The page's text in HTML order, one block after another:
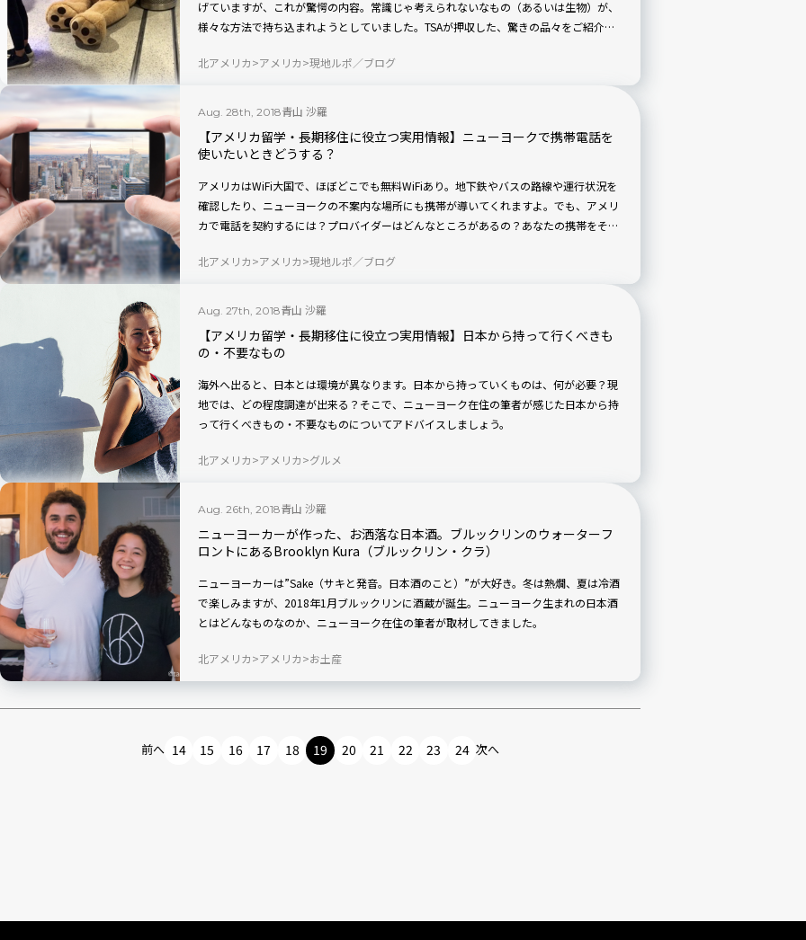
げていますが、これが驚愕の内容。常識じゃ考えられないなもの（あるいは生物）が、
様々な方法で持ち込まれようとしていました。TSAが押収した、驚きの品々をご紹介し
北アメリカ
アメリカ 現地ルポ／ブログ
Aug. 28th, 2018青山 沙羅
【アメリカ留学・長期移住に役立つ実用情報】ニューヨークで携帯電話を
使いたいときどうする？
アメリカはWiFi大国で、ほぼどこでも無料WiFiあり。地下鉄やバスの路線や運行状況を
確認したり、ニューヨークの不案内な場所にも携帯が導いてくれますよ。でも、アメリ
カで電話を契約するには？プロバイダーはどんなところがあるの？あなたの携帯をその
北アメリカ
アメリカ 現地ルポ／ブログ
Aug. 27th, 2018青山 沙羅
【アメリカ留学・長期移住に役立つ実用情報】日本から持って行くべきも
の・不要なもの
海外へ出ると、日本とは環境が異なります。日本から持っていくものは、何が必要？現
地では、どの程度調達が出来る？そこで、ニューヨーク在住の筆者が感じた日本から持
って行くべきもの・不要なものについてアドバイスしましょう。
北アメリカ アメリカ グルメ
Aug. 26th, 2018青山 沙羅
ニューヨーカーが作った、お洒落な日本酒。ブルックリンのウォーターフ
ロントにあるBrooklyn Kura（ブルックリン・クラ）
ニューヨーカーは”Sake（サキと発音。日本酒のこと）”が大好き。冬は熱燗、夏は冷酒
で楽しみますが、2018年1月ブルックリンに酒蔵が誕生。ニューヨーク生まれの日本酒
とはどんなものなのか、ニューヨーク在住の筆者が取材してきました。
北アメリカ アメリカ お土産
前へ 14 15 16 17 18 19 20 21 22 23 24 次へ